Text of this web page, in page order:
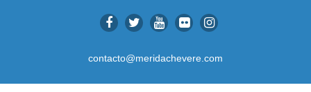
contacto@meridachevere.com